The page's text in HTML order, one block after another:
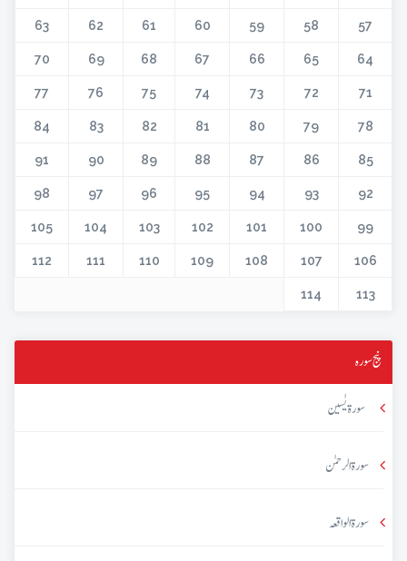
57
58
59
60
61
62
63
64
65
66
67
68
69
70
71
72
73
74
75
76
77
78
79
80
81
82
83
84
85
86
87
88
89
90
91
92
93
94
95
96
97
98
99
100
101
102
103
104
105
106
107
108
109
110
111
112
113
114
پنج سورہ
سورۃ یٰسین
سورۃ الرحمٰن
سورۃ الواقعہ